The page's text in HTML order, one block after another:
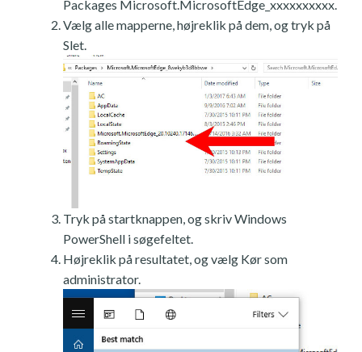
Packages Microsoft.MicrosoftEdge_xxxxxxxxxx.
Vælg alle mapperne, højreklik på dem, og tryk på
Slet.
Tryk på startknappen, og skriv Windows
PowerShell i søgefeltet.
Højreklik på resultatet, og vælg Kør som
administrator.